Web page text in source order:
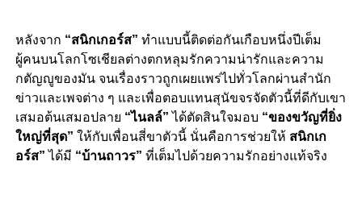
หลังจาก “สนิกเกอร์ส” ทำแบบนี้ติดต่อกันเกือบหนึ่งปีเต็ม
ผู้คนบนโลกโซเชียลต่างตกหลุมรักความน่ารักและความ
กตัญญูของมัน จนเรื่องราวถูกเผยแพร่ไปทั่วโลกผ่านสำนัก
ข่าวและเพจต่าง ๆ และเพื่อตอบแทนสุนัขจรจัดตัวนี้ที่ดีกับเขา
เสมอต้นเสมอปลาย “ไนลล์” ได้ตัดสินใจมอบ “ของขวัญที่ยิ่ง
ใหญ่ที่สุด” ให้กับเพื่อนสี่ขาตัวนี้ นั่นคือการช่วยให้ สนิกเก
อร์ส” ได้มี “บ้านถาวร” ที่เต็มไปด้วยความรักอย่างแท้จริง